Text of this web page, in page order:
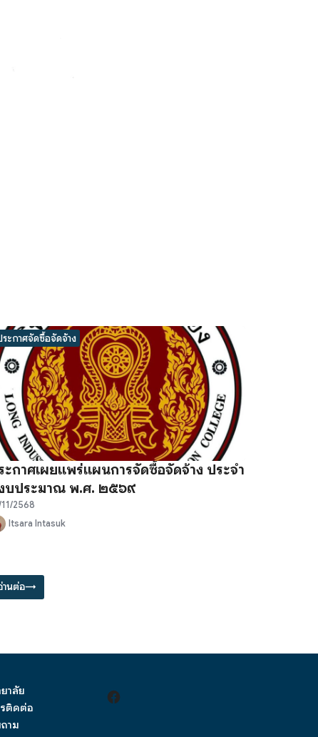
ะกาศจัดซื้อจัดจ้าง
ะกาศเผยแพร่แผนการจัดซื้อจัดจ้าง ประจำ
บประมาณ พ.ศ. ๒๕๖๙
2568
Itsara Intasuk
านต่อ→
าลัย
ติดต่อ
าม